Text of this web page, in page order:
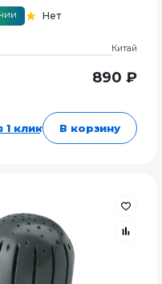
Нет
Китай
890 ₽
1 клик В корзину